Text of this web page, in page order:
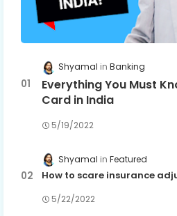
Shyamal Banking
Everything You Must
Card in India
5/19/2022
Shyamal Featured
How to scare insurance
5/22/2022